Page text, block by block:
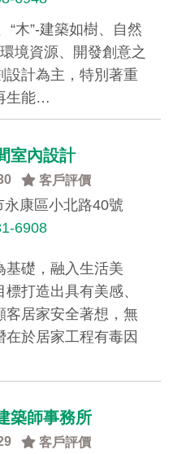
“木”-建築如樹、自然
境資源、開發創意之
設計為主，特別著重
生能…
室內設計
客戶評價
康區小北路40號
6908
基礎，融入生活美
打造出具有美感、
客居家安全著想，無
於居家工程有毒因
築師事務所
客戶評價